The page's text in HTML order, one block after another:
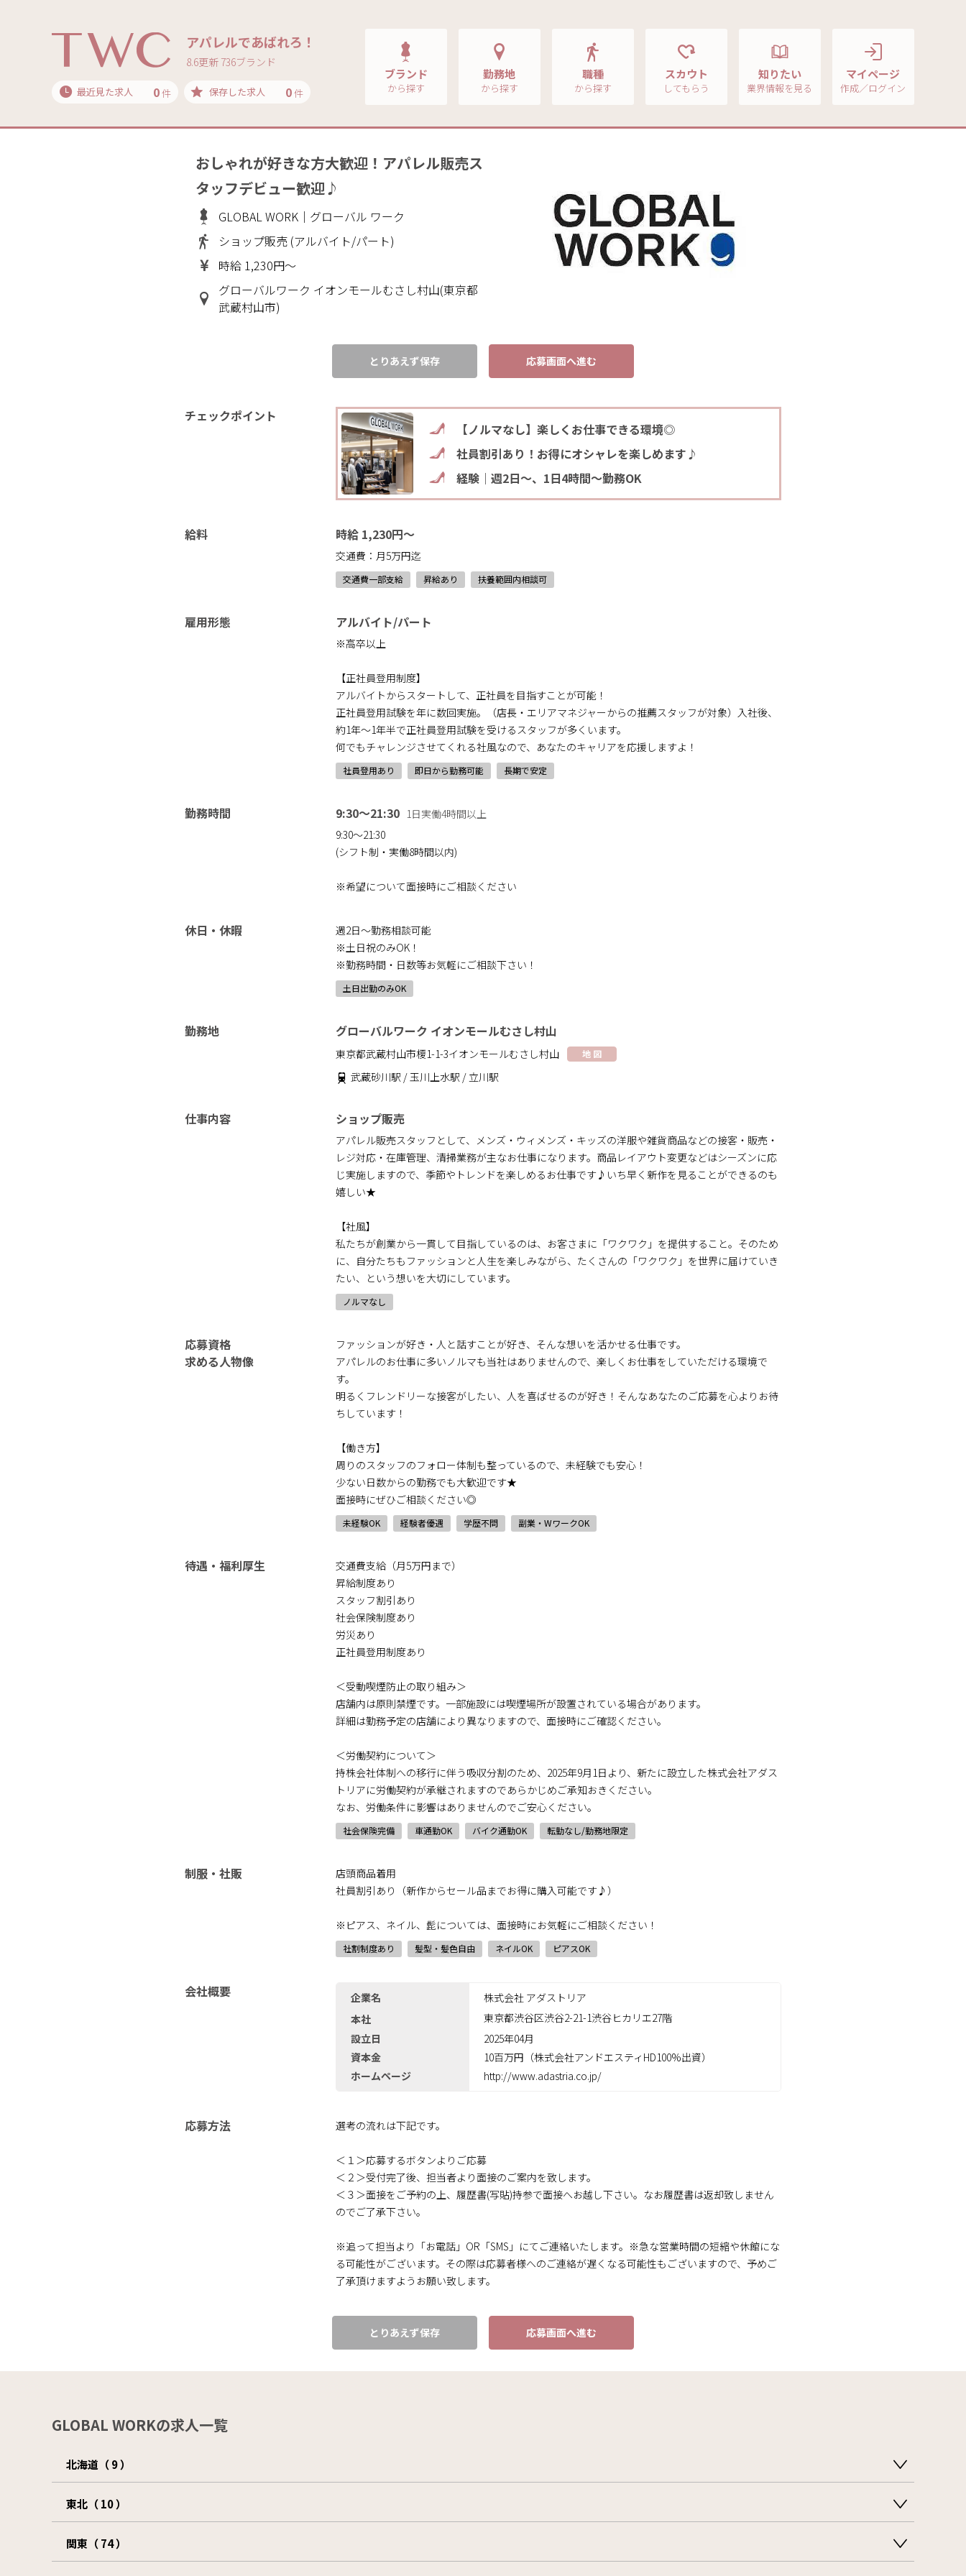
アパレルであばれろ！
8.6更新 736ブランド
最近見た求人 0件 保存した求人 0件
ブランド
から探す
勤務地
から探す
職種
から探す
スカウト
してもらう
知りたい
業界情報を見る
マイページ
作成／ログイン
おしゃれが好きな方大歓迎！アパレル販売ス
タッフデビュー歓迎♪
GLOBAL WORK｜グローバル ワーク
ショップ販売 (アルバイト/パート)
時給 1,230円～
グローバルワーク イオンモールむさし村山(東京都
武蔵村山市)
とりあえず保存 応募画面へ進む
チェックポイント
【ノルマなし】楽しくお仕事できる環境◎
社員割引あり！お得にオシャレを楽しめます♪
経験｜週2日～、1日4時間～勤務OK
給料 時給 1,230円～
交通費：月5万円迄
交通費一部支給 昇給あり 扶養範囲内相談可
雇用形態 アルバイト/パート
※高卒以上
【正社員登用制度】
アルバイトからスタートして、正社員を目指すことが可能！
正社員登用試験を年に数回実施。（店長・エリアマネジャーからの推薦スタッフが対象）入社後、
約1年～1年半で正社員登用試験を受けるスタッフが多くいます。
何でもチャレンジさせてくれる社風なので、あなたのキャリアを応援しますよ！
社員登用あり 即日から勤務可能 長期で安定
勤務時間 9:30～21:30 1日実働4時間以上
9:30～21:30
(シフト制・実働8時間以内)
※希望について面接時にご相談ください
休日・休暇
週2日～勤務相談可能
※土日祝のみOK！
※勤務時間・日数等お気軽にご相談下さい！
土日出勤のみOK
勤務地 グローバルワーク イオンモールむさし村山
東京都武蔵村山市榎1-1-3イオンモールむさし村山 地 図
武蔵砂川駅 / 玉川上水駅 / 立川駅
仕事内容 ショップ販売
アパレル販売スタッフとして、メンズ・ウィメンズ・キッズの洋服や雑貨商品などの接客・販売・
レジ対応・在庫管理、清掃業務が主なお仕事になります。商品レイアウト変更などはシーズンに応
じ実施しますので、季節やトレンドを楽しめるお仕事です♪いち早く新作を見ることができるのも
嬉しい★
【社風】
私たちが創業から一貫して目指しているのは、お客さまに「ワクワク」を提供すること。そのため
に、自分たちもファッションと人生を楽しみながら、たくさんの「ワクワク」を世界に届けていき
たい、という想いを大切にしています。
ノルマなし
応募資格
求める人物像
ファッションが好き・人と話すことが好き、そんな想いを活かせる仕事です。
アパレルのお仕事に多いノルマも当社はありませんので、楽しくお仕事をしていただける環境で
す。
明るくフレンドリーな接客がしたい、人を喜ばせるのが好き！そんなあなたのご応募を心よりお待
ちしています！
【働き方】
周りのスタッフのフォロー体制も整っているので、未経験でも安心！
少ない日数からの勤務でも大歓迎です★
面接時にぜひご相談ください◎
未経験OK 経験者優遇 学歴不問 副業・WワークOK
待遇・福利厚生
交通費支給（月5万円まで）
昇給制度あり
スタッフ割引あり
社会保険制度あり
労災あり
正社員登用制度あり
＜受動喫煙防止の取り組み＞
店舗内は原則禁煙です。一部施設には喫煙場所が設置されている場合があります。
詳細は勤務予定の店舗により異なりますので、面接時にご確認ください。
＜労働契約について＞
持株会社体制への移行に伴う吸収分割のため、2025年9月1日より、新たに設立した株式会社アダス
トリアに労働契約が承継されますのであらかじめご承知おきください。
なお、労働条件に影響はありませんのでご安心ください。
社会保険完備 車通勤OK バイク通勤OK 転勤なし/勤務地限定
制服・社販
店頭商品着用
社員割引あり（新作からセール品までお得に購入可能です♪）
※ピアス、ネイル、髭については、面接時にお気軽にご相談ください！
社割制度あり 髪型・髪色自由 ネイルOK ピアスOK
会社概要 企業名
株式会社 アダストリア
本社
東京都渋谷区渋谷2-21-1渋谷ヒカリエ27階
設立日
2025年04月
資本金
10百万円（株式会社アンドエスティHD100%出資）
ホームページ
http://www.adastria.co.jp/
応募方法 選考の流れは下記です。
＜１＞応募するボタンよりご応募
＜２＞受付完了後、担当者より面接のご案内を致します。
＜３＞面接をご予約の上、履歴書(写貼)持参で面接へお越し下さい。なお履歴書は返却致しません
のでご了承下さい｡
※追って担当より「お電話」OR「SMS」にてご連絡いたします。※急な営業時間の短縮や休館にな
る可能性がございます。その際は応募者様へのご連絡が遅くなる可能性もございますので、予めご
了承頂けますようお願い致します。
とりあえず保存 応募画面へ進む
GLOBAL WORKの求人一覧
北海道（ 9 ）
東北（ 10 ）
関東（ 74 ）